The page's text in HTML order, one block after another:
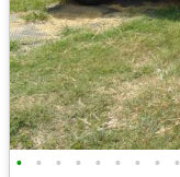
• • • • • • • • •